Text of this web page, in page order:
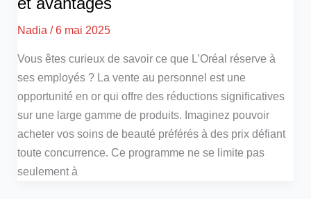
Nadia/6 mai 2025
Vous êtes curieux de savoir ce que L’Oréal réserve à
ses employés ? La vente au personnel est une
opportunité en or qui offre des réductions significatives
sur une large gamme de produits. Imaginez pouvoir
acheter vos soins de beauté préférés à des prix défiant
toute concurrence. Ce programme ne se limite pas
seulement à